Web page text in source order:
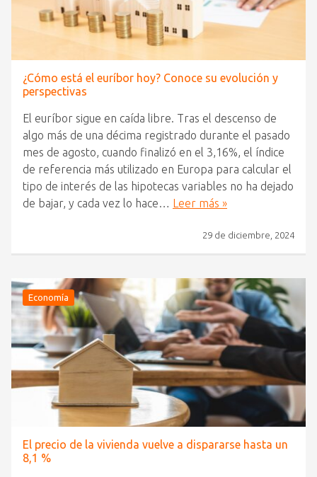
¿Cómo está el euríbor hoy? Conoce su evolución y
perspectivas
El euríbor sigue en caída libre. Tras el descenso de
algo más de una décima registrado durante el pasado
mes de agosto, cuando finalizó en el 3,16%, el índice
de referencia más utilizado en Europa para calcular el
tipo de interés de las hipotecas variables no ha dejado
de bajar, y cada vez lo hace… Leer más »
29 de diciembre, 2024
Economía
El precio de la vivienda vuelve a dispararse hasta un
8,1 %